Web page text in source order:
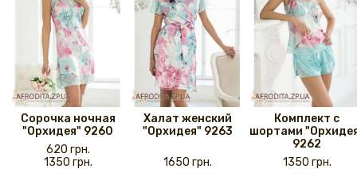
Сорочка ночная
"Орхидея" 9260
620 грн.
1350 грн.
Халат женский
"Орхидея" 9263
1650 грн.
Комплект с
шортами
9262
1350 грн.